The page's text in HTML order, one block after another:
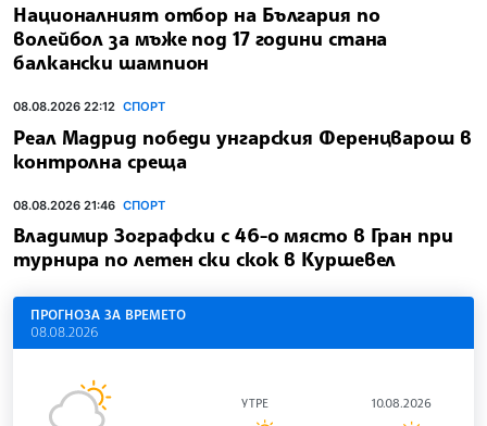
Националният отбор на България по
волейбол за мъже под 17 години стана
балкански шампион
08.08.2026 22:12 СПОРТ
Реал Мадрид победи унгарския Ференцварош в
контролна среща
08.08.2026 21:46 СПОРТ
Владимир Зографски с 46-о място в Гран при
турнира по летен ски скок в Куршевел
ПРОГНОЗА ЗА ВРЕМЕТО
08.08.2026
УТРЕ 10.08.2026